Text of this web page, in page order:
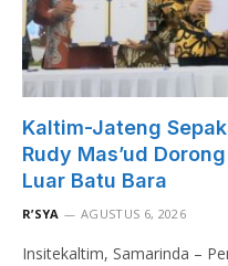
Kaltim-Jateng
Rudy Mas’ud
Luar Batu Bara
R’SYA AGUSTUS 6, 2026
Insitekaltim, Samarinda –